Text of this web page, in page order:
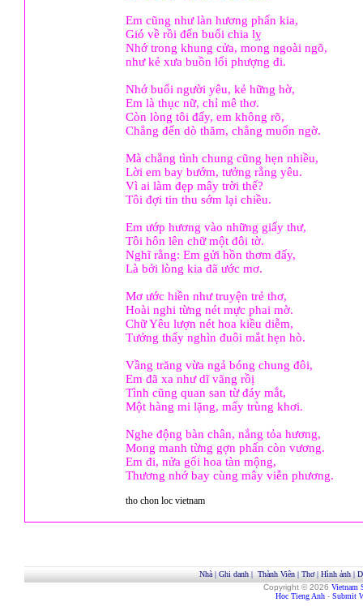
Em cũng như làn hương phấn kia,
Gió về rồi đến buổi chia lỵ
Nhớ trong khung cửa, mong ngoài ngõ,
như kẻ xưa buồn lối phượng đi.
Nhớ buổi người yêu, kẻ hững hờ,
Em là thục nữ, chỉ mê thơ.
Còn lòng tôi đấy, em không rõ,
Chẳng đến dò thăm, chẳng muốn ngờ.
Mà chẳng tình chung cũng hẹn nhiều,
Lời em bay bướm, tưởng rằng yêu.
Vì ai làm đẹp mây trời thế?
Tôi đợi tin thu sớm lại chiều.
Em ướp hương vào những giấy thư,
Tôi hôn lên chữ một đôi tờ.
Nghĩ rằng: Em gửi hồn thơm đấy,
Là bởi lòng kia đã ước mơ.
Mơ ước hiền như truyện trẻ thơ,
Hoài nghi từng nét mực phai mờ.
Chữ Yêu lượn nét hoa kiều diễm,
Tưởng thấy nghìn đuôi mắt hẹn hò.
Vầng trăng vừa ngả bóng chung đôi,
Em đã xa như dĩ vãng rồị
Tình cũng quan san từ đáy mắt,
Một hàng mi lặng, mấy trùng khơi.
Nghe động bàn chân, nắng tỏa hương,
Mong manh từng gợn phấn còn vương.
Em đi, nửa gối hoa tàn mộng,
Thương nhớ bay cùng mây viễn phương.
tho chon loc vietnam
Nhà| Ghi danh| Thành Viên| Thơ| Hình ảnh|
Copyright © 2026 Vietnam
Hoc Tieng Anh - Submit